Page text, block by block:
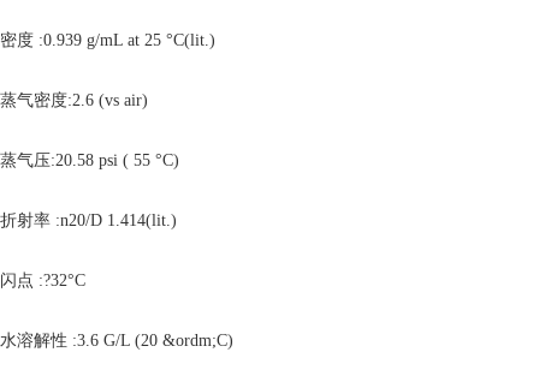
密度 :0.939 g/mL at 25 °C(lit.)
蒸气密度:2.6 (vs air)
蒸气压:20.58 psi ( 55 °C)
折射率 :n20/D 1.414(lit.)
闪点 :?32°C
水溶解性 :3.6 G/L (20 &ordm;C)